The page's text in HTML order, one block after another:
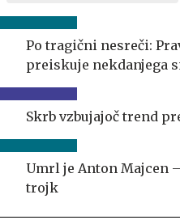
Po tragični nesreči:
preiskuje nekdanjega
Skrb vzbujajoč trend
Umrl je Anton Majcen
trojk